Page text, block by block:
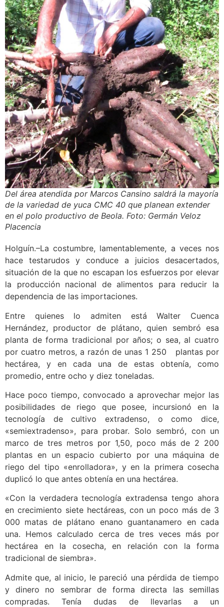
Del área atendida por Marcos Cansino saldrá la mayoría
de la variedad de yuca CMC 40 que planean extender
en el polo productivo de Beola. Foto: Germán Veloz
Placencia
Holguín.–La costumbre, lamentablemente, a veces nos
hace testarudos y conduce a juicios desacertados,
situación de la que no escapan los esfuerzos por elevar
la producción nacional de alimentos para reducir la
dependencia de las importaciones.
Entre quienes lo admiten está Walter Cuenca
Hernández, productor de plátano, quien sembró esa
planta de forma tradicional por años; o sea, al cuatro
por cuatro metros, a razón de unas 1 250 plantas por
hectárea, y en cada una de estas obtenía, como
promedio, entre ocho y diez toneladas.
Hace poco tiempo, convocado a aprovechar mejor las
posibilidades de riego que posee, incursionó en la
tecnología de cultivo extradenso, o como dice,
«semiextradenso», para probar. Solo sembró, con un
marco de tres metros por 1,50, poco más de 2 200
plantas en un espacio cubierto por una máquina de
riego del tipo «enrolladora», y en la primera cosecha
duplicó lo que antes obtenía en una hectárea.
«Con la verdadera tecnología extradensa tengo ahora
en crecimiento siete hectáreas, con un poco más de 3
000 matas de plátano enano guantanamero en cada
una. Hemos calculado cerca de tres veces más por
hectárea en la cosecha, en relación con la forma
tradicional de siembra».
Admite que, al inicio, le pareció una pérdida de tiempo
y dinero no sembrar de forma directa las semillas
compradas. Tenía dudas de llevarlas a un